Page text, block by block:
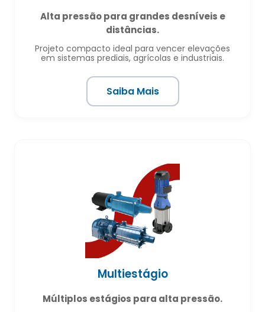
Alta pressão para grandes desníveis e
distâncias.
Projeto compacto ideal para vencer elevações
em sistemas prediais, agrícolas e industriais.
Saiba Mais
Multiestágio
Múltiplos estágios para alta pressão.